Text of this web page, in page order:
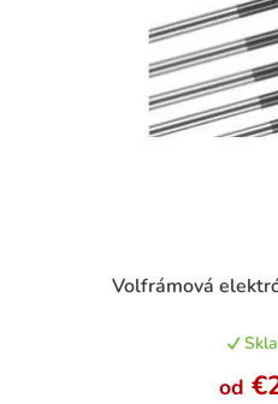
Volfrámová
od